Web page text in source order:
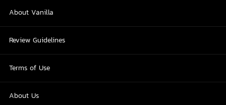
About Vanilla
Review Guidelines
Terms of Use
About Us